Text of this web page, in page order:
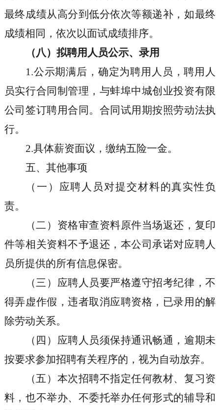
最终成绩从高分到低分依次等额递补，如最终
成绩相同，依次以面试成绩排序。
（八）拟聘用人员公示、录用
1.公示期满后，确定为聘用人员，聘用人
员实行合同制管理，与蚌埠中城创业投资有限
公司签订聘用合同。合同试用期按照劳动法执
行。
2.具体薪资面议，缴纳五险一金。
五、其他事项
（一）应聘人员对提交材料的真实性负
责。
（二）资格审查资料原件当场返还，复印
件等相关资料不予退还，本公司承诺对应聘人
员所提供的所有信息保密。
（三）应聘人员要严格遵守招考纪律，不
得弄虚作假，违者取消应聘资格，已录用的解
除劳动关系。
（四）应聘人员须保持通讯畅通，逾期未
按要求参加招聘有关程序的，视为自动放弃。
（五）本次招聘不指定任何教材、复习资
料，也不举办、不委托举办任何形式的辅导和